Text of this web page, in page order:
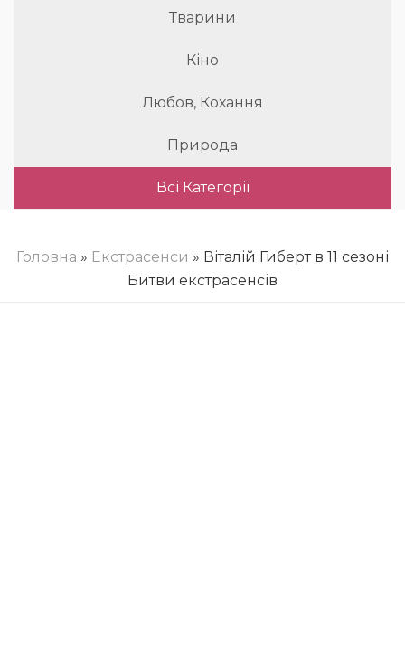
Тварини
Кіно
Любов, Кохання
Природа
Всі Категорії
Головна » Екстрасенси » Віталій Гиберт в 11 сезоні
Битви екстрасенсів